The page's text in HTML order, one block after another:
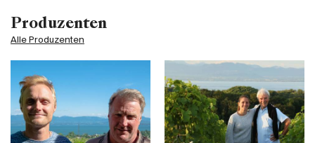
Produzenten
Alle Produzenten